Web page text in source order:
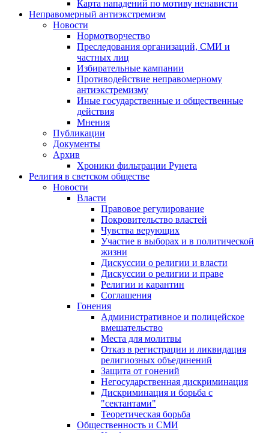
Карта нападений по мотиву ненависти
Неправомерный антиэкстремизм
Новости
Нормотворчество
Преследования организаций, СМИ и
частных лиц
Избирательные кампании
Противодействие неправомерному
антиэкстремизму
Иные государственные и общественные
действия
Мнения
Публикации
Документы
Архив
Хроники фильтрации Рунета
Религия в светском обществе
Новости
Власти
Правовое регулирование
Покровительство властей
Чувства верующих
Участие в выборах и в политической
жизни
Дискуссии о религии и власти
Дискуссии о религии и праве
Религии и карантин
Соглашения
Гонения
Административное и полицейское
вмешательство
Места для молитвы
Отказ в регистрации и ликвидация
религиозных объединений
Защита от гонений
Негосударственная дискриминация
Дискриминация и борьба с
"сектантами"
Теоретическая борьба
Общественность и СМИ